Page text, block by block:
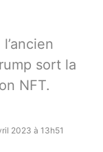
sort la
NFT.
2023 à 13h51